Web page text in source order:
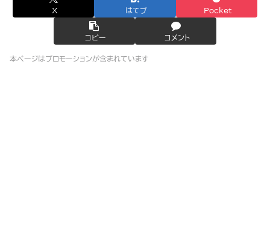
X はてブ Pocket
コピー コメント
本ページはプロモーションが含まれています